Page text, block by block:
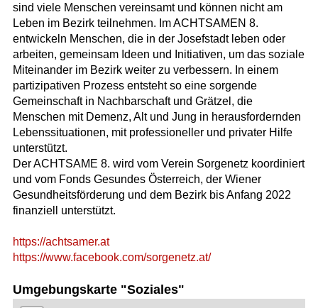
sind viele Menschen vereinsamt und können nicht am
Leben im Bezirk teilnehmen. Im ACHTSAMEN 8.
entwickeln Menschen, die in der Josefstadt leben oder
arbeiten, gemeinsam Ideen und Initiativen, um das soziale
Miteinander im Bezirk weiter zu verbessern. In einem
partizipativen Prozess entsteht so eine sorgende
Gemeinschaft in Nachbarschaft und Grätzel, die
Menschen mit Demenz, Alt und Jung in herausfordernden
Lebenssituationen, mit professioneller und privater Hilfe
unterstützt.
Der ACHTSAME 8. wird vom Verein Sorgenetz koordiniert
und vom Fonds Gesundes Österreich, der Wiener
Gesundheitsförderung und dem Bezirk bis Anfang 2022
finanziell unterstützt.
https://achtsamer.at
https://www.facebook.com/sorgenetz.at/
Umgebungskarte "Soziales"